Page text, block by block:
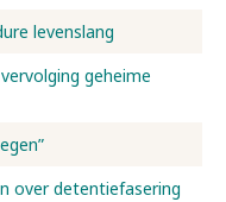
levenslang
geheime
over detentiefasering